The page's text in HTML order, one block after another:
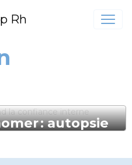
: autopsie
sur la vie d’entreprise,